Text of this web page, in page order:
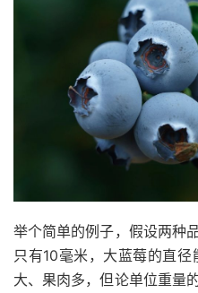
举个简单的例子，假设两种
只有10毫米，大蓝莓的直
大、果肉多，但论单位重量